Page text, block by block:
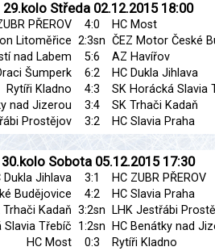
29.kolo Středa 02.12.2015 18:00
PŘEROV 4:0
HC Most
Litoměřice 2:3sn ČEZ Motor České
nad Labem
5:6
AZ Havířov
Šumperk
6:2
HC Dukla Jihlava
Rytíři Kladno
4:3
SK Horácká Slavia
nad Jizerou
3:4
SK Trhači Kadaň
Prostějov
3:2 HC Slavia Praha
30.kolo Sobota 05.12.2015 17:30
Dukla Jihlava 3:1
HC ZUBR PŘEROV
Budějovice
4:2
HC Slavia Praha
Trhači Kadaň 3:2sn
LHK Jestřábi
Slavia Třebíč 1:2sn
HC Benátky nad
HC Most
0:3
Rytíři Kladno